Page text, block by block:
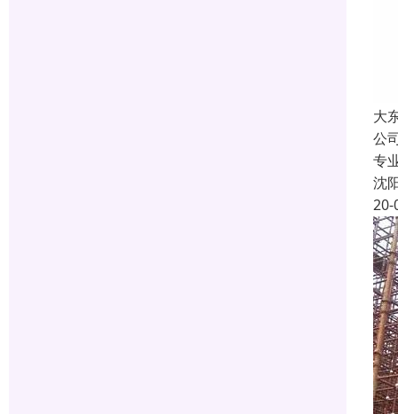
大
公
专
沈
20-